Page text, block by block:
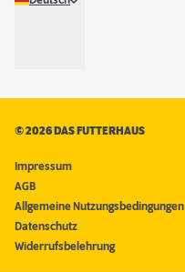
©2026 DAS FUTTERHAUS
Impressum
AGB
Allgemeine Nutzungsbedingungen
Datenschutz
Widerrufsbelehrung